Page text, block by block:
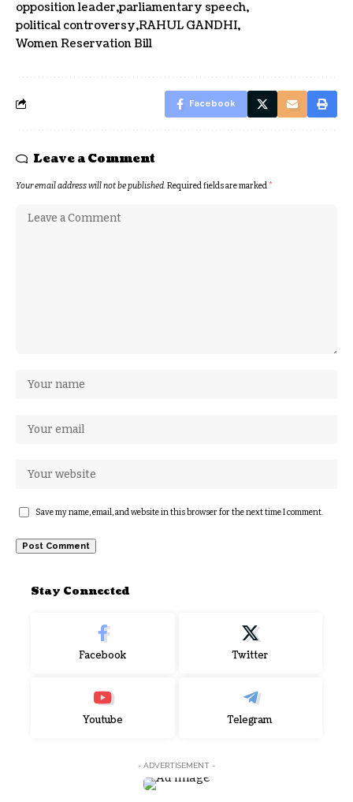
opposition leader parliamentary speech
political controversy RAHUL GANDHI
Women Reservation Bill
Facebook
Leave a Comment
Your email address will not be published.Required fields are marked*
Save my name, email, and website in this browser for the next time I comment.
Stay Connected
Facebook Twitter
Youtube Telegram
- ADVERTISEMENT -